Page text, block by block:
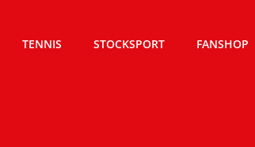
TENNIS STOCKSPORT FANSHOP